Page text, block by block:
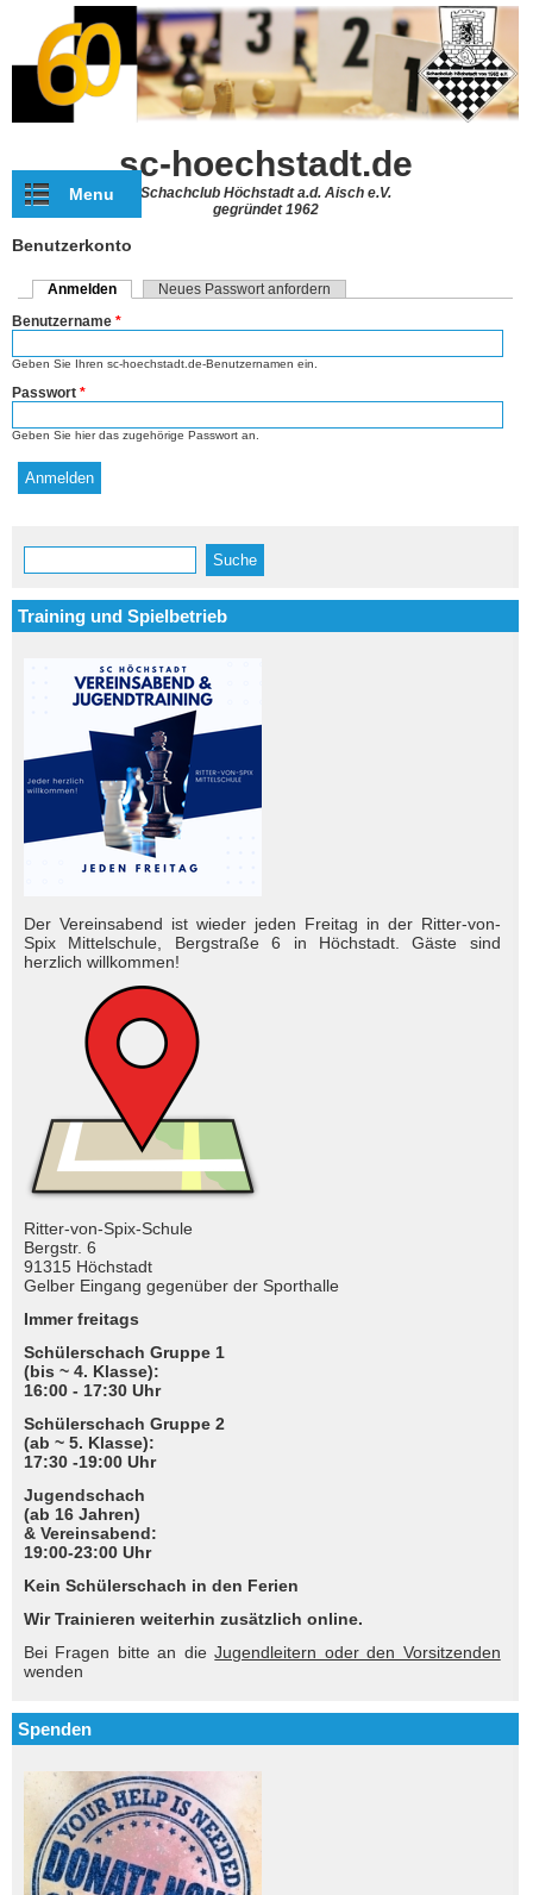
Direkt zum Inhalt
sc-hoechstadt.de
Schachclub Höchstadt a.d. Aisch e.V.
gegründet 1962
Menu
Benutzerkonto
Haupt-Reiter
Anmelden (aktiver Reiter)
Neues Passwort anfordern
Benutzername *
Geben Sie Ihren sc-hoechstadt.de-Benutzernamen ein.
Passwort *
Geben Sie hier das zugehörige Passwort an.
Suchformular
Suche
Training und Spielbetrieb
Der Vereinsabend ist wieder jeden Freitag in der Ritter-von-
Spix Mittelschule, Bergstraße 6 in Höchstadt. Gäste sind
herzlich will­kom­men!
Ritter-von-Spix-Schule
Bergstr. 6
91315 Höchstadt
Gelber Eingang gegenüber der Sporthalle
Immer freitags
Schülerschach Gruppe 1
(bis ~ 4. Klasse):
16:00 - 17:30 Uhr
Schülerschach Gruppe 2
(ab ~ 5. Klasse):
17:30 -19:00 Uhr
Jugendschach
(ab 16 Jahren)
& Vereinsabend:
19:00-23:00 Uhr
Kein Schülerschach in den Ferien
Wir Trainieren weiterhin zusätzlich online.
Bei Fragen bitte an dieJugendleitern oder den Vorsitzenden
wenden
Spenden